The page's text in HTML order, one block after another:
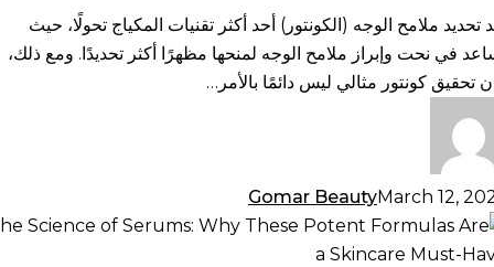
تحديد ملامح الوجه (الكونتور) أحد أكثر تقنيات المكياج تحولًا، حيث
في نحت وإبراز ملامح الوجه لمنحها مظهرًا أكثر تحديدًا. ومع ذلك،
تحقيق كونتور مثالي ليس دائمًا بالأمر…
Gomar BeautyMarch 12,